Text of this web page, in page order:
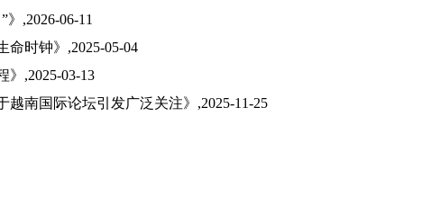
,2026-06-11
时钟》,2025-05-04
,2025-03-13
南国际论坛引发广泛关注》,2025-11-25